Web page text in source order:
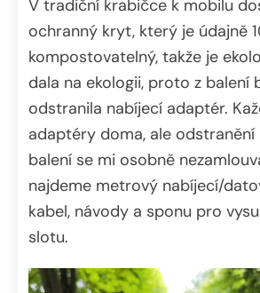
V tradiční krabičce k mobilu
ochranný kryt, který je údajně
kompostovatelný, takže je
dala na ekologii, proto z balení
odstranila nabíjecí adaptér.
adaptéry doma, ale odstranění
balení se mi osobně
najdeme metrový nabíjecí/
kabel, návody a sponu pro
slotu.